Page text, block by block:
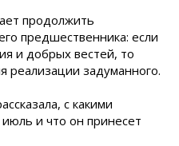
продолжить
предшественника: если
и добрых вестей, то
реализации задуманного.
с какими
и что он принесет